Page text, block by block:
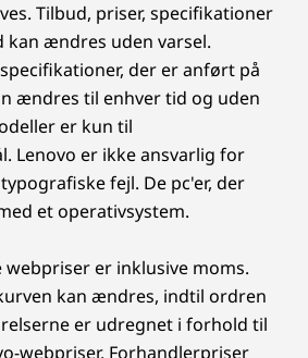
Tilbud, priser, specifikationer
ændres uden varsel.
der er anført på
ændres til enhver tid og uden
er kun til
Lenovo er ikke ansvarlig for
fejl. De pc'er, der
et operativsystem.
webpriser er inklusive moms.
kan ændres, indtil ordren
er udregnet i forhold til
webpriser. Forhandlerpriser